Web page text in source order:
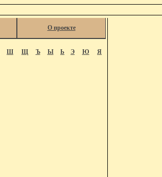
О проекте
Ш Щ Ъ Ы Ь Э Ю Я